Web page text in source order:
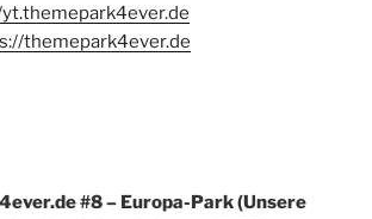
themepark4ever.de
#8 – Europa-Park (Unsere